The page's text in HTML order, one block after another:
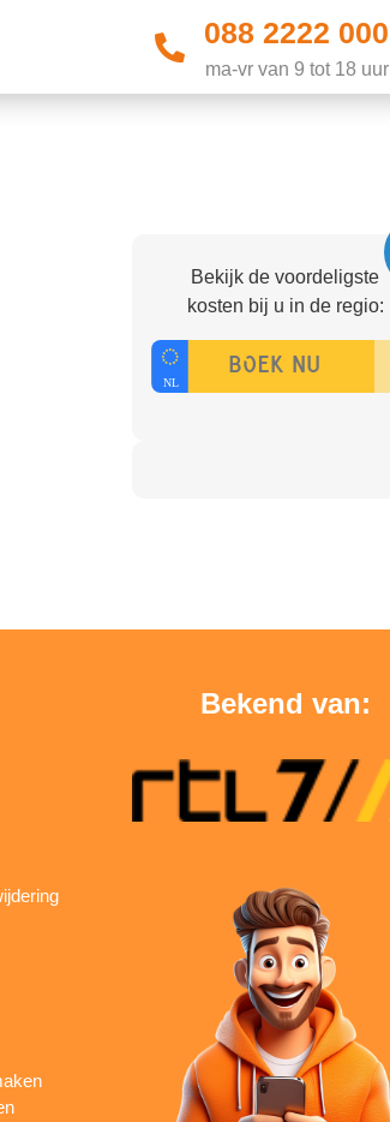
088 2222 000
ma-vr van 9 tot 18 uur
Bekijk de voordeligste
kosten bij u in de regio:
Bekend van: